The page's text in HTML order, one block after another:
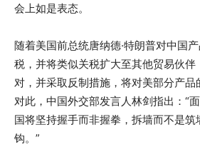
会上如是表态。
随着美国前总统唐纳德·特朗普对中国
税，并将类似关税扩大至其他贸易伙伴
对，并采取反制措施，将对美部分产品
对此，中国外交部发言人林剑指出：“
国将坚持握手而非握拳，拆墙而不是
钩。”